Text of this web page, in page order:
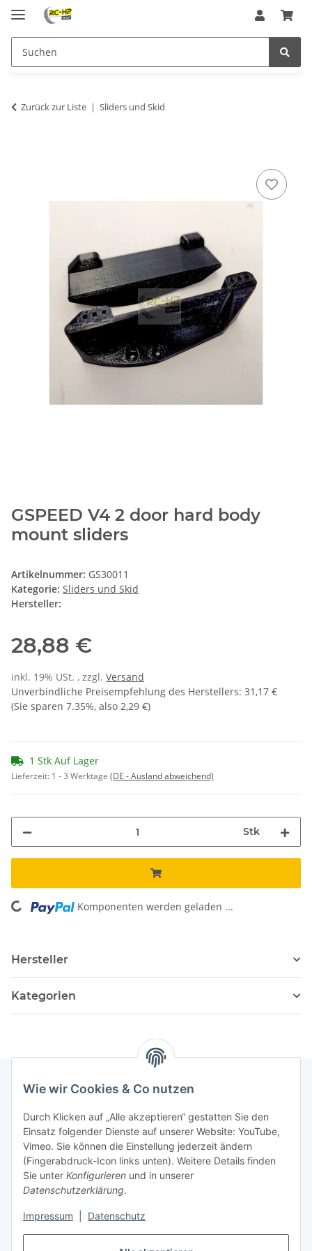
Wie wir Cookies & Co nutzen
Durch Klicken auf „Alle akzeptieren“ gestatten Sie den
Einsatz folgender Dienste auf unserer Website: YouTube,
Vimeo. Sie können die Einstellung jederzeit ändern
(Fingerabdruck-Icon links unten). Weitere Details finden
Sie unter Konfigurieren und in unserer
Datenschutzerklärung.
Impressum Datenschutz
Zurück zur Liste Sliders und Skid
GSPEED V4 2 door hard body
mount sliders
Artikelnummer: GS30011
Kategorie: Sliders und Skid
Hersteller:
28,88 €
inkl. 19% USt. , zzgl. Versand
Unverbindliche Preisempfehlung des Herstellers: 31,17 €
(Sie sparen 7.35%, also 2,29 €)
1 Stk Auf Lager
Lieferzeit: 1 - 3 Werktage (DE - Ausland abweichend)
Stk
Loading... Komponenten werden geladen ...
Hersteller
Kategorien
Informationen
036204. 803903
Achtung!!!
16:00 – 19:00 Uhr